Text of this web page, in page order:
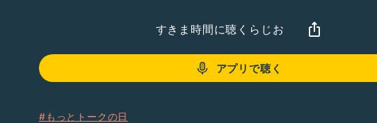
すきま時間に聴くらじお
アプリで聴く
#もっとトークの日